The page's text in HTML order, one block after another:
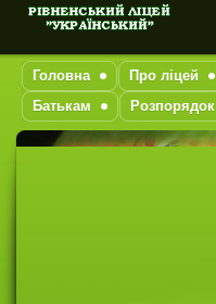
Головна Про ліцей
Батькам
Розпорядок